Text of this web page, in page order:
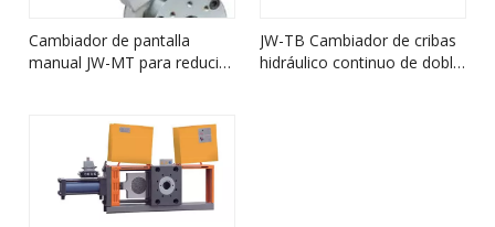
Cambiador de pantalla
manual JW-MT para reducir
presión de trabajo del
sistema hidráulico
JW-TB Cambiador de cribas
hidráulico continuo de doble